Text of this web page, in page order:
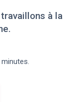
à la